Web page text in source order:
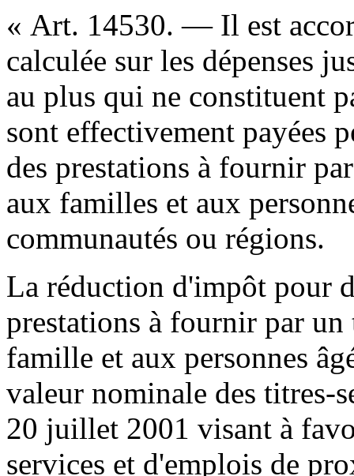
« Art. 14530. — Il est
calculée sur les dépenses
au plus qui ne constituent
sont effectivement payées
des prestations à fournir
aux familles et aux
communautés ou régions.
La réduction d'impôt pour
prestations à fournir par
famille et aux personnes
valeur nominale des titres-
20 juillet 2001 visant à
services et d'emplois de